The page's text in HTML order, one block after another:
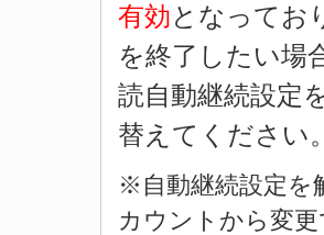
有効となってお
を終了したい場
読自動継続設定
替えてください
※自動継続設定を
カウントから変